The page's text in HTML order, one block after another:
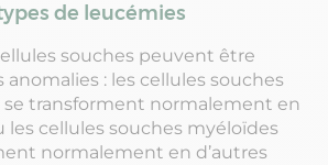
de leucémies
souches peuvent être
: les cellules souches
se transforment normalement en
les cellules souches myéloïdes
normalement en d’autres